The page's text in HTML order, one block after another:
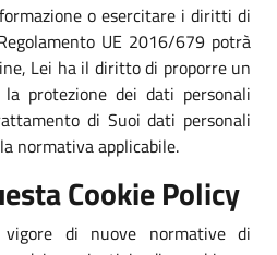
o esercitare i diritti di
UE 2016/679 potrà
Lei ha il diritto di proporre un
protezione dei dati personali
di Suoi dati personali
normativa applicabile.
Cookie Policy
vigore di nuove normative di